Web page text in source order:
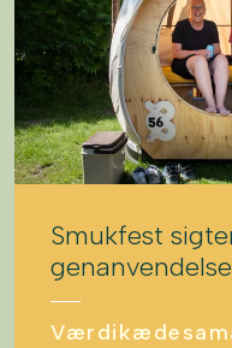
Smukfest
genanvendelse